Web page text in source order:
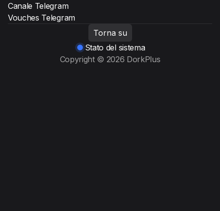
Canale Telegram
Vouches Telegram
Torna su
Stato del sistema
Copyright © 2026 DorkPlus